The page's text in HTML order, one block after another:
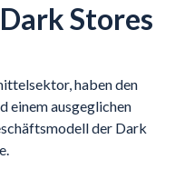
Stores
haben den
einem ausgeglichen
der Dark